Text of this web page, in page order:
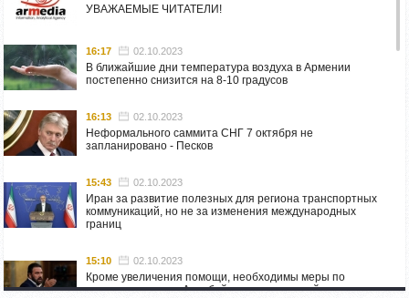
УВАЖАЕМЫЕ ЧИТАТЕЛИ!
16:17 02.10.2023
В ближайшие дни температура воздуха в Армении
постепенно снизится на 8-10 градусов
16:13 02.10.2023
Неформального саммита СНГ 7 октября не
запланировано - Песков
15:43 02.10.2023
Иран за развитие полезных для региона транспортных
коммуникаций, но не за изменения международных
границ
15:10 02.10.2023
Кроме увеличения помощи, необходимы меры по
пресечению угроз Азербайджана: испанский депутат